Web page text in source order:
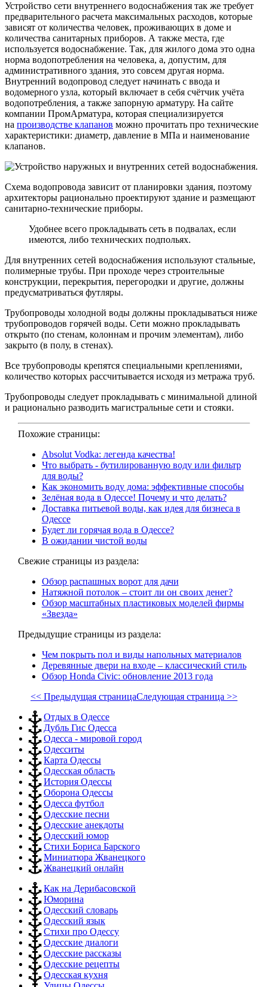
Устройство сети внутреннего водоснабжения так же требует
предварительного расчета максимальных расходов, которые
зависят от количества человек, проживающих в доме и
количества санитарных приборов. А также места, где
используется водоснабжение. Так, для жилого дома это одна
норма водопотребления на человека, а, допустим, для
административного здания, это совсем другая норма.
Внутренний водопровод следует начинать с ввода и
водомерного узла, который включает в себя счётчик учёта
водопотребления, а также запорную арматуру. На сайте
компании ПромАрматура, которая специализируется
на производстве клапанов можно прочитать про технические
характеристики: диаметр, давление в МПа и наименование
клапанов.
Схема водопровода зависит от планировки здания, поэтому
архитекторы рационально проектируют здание и размещают
санитарно-технические приборы.
Удобнее всего прокладывать сеть в подвалах, если
имеются, либо технических подпольях.
Для внутренних сетей водоснабжения используют стальные,
полимерные трубы. При проходе через строительные
конструкции, перекрытия, перегородки и другие, должны
предусматриваться футляры.
Трубопроводы холодной воды должны прокладываться ниже
трубопроводов горячей воды. Сети можно прокладывать
открыто (по стенам, колоннам и прочим элементам), либо
закрыто (в полу, в стенах).
Все трубопроводы крепятся специальными креплениями,
количество которых рассчитывается исходя из метража труб.
Трубопроводы следует прокладывать с минимальной длиной
и рационально разводить магистральные сети и стояки.
Похожие страницы:
Absolut Vodka: легенда качества!
Что выбрать - бутилированную воду или фильтр
для воды?
Как экономить воду дома: эффективные способы
Зелёная вода в Одессе! Почему и что делать?
Доставка питьевой воды, как идея для бизнеса в
Одессе
Будет ли горячая вода в Одессе?
В ожидании чистой воды
Свежие страницы из раздела:
Обзор распашных ворот для дачи
Натяжной потолок – стоит ли он своих денег?
Обзор масштабных пластиковых моделей фирмы
«Звезда»
Предыдущие страницы из раздела:
Чем покрыть пол и виды напольных материалов
Деревянные двери на входе – классический стиль
Обзор Honda Civic: обновление 2013 года
<< Предыдущая страницаСледующая страница >>
Отдых в Одессе
Дубль Гис Одесса
Одесса - мировой город
Одесситы
Карта Одессы
Одесская область
История Одессы
Оборона Одессы
Одесса футбол
Одесские песни
Одесские анекдоты
Одесский юмор
Стихи Бориса Барского
Миниатюра Жванецкого
Жванецкий онлайн
Как на Дерибасовской
Юморина
Одесский словарь
Одесский язык
Стихи про Одессу
Одесские диалоги
Одесские рассказы
Одесские рецепты
Одесская кухня